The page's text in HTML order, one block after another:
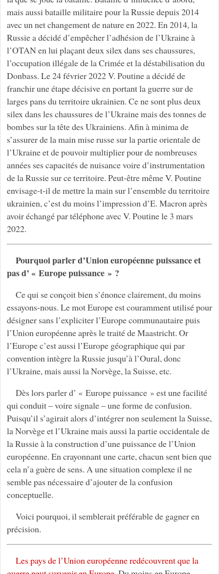
mais aussi bataille militaire pour la Russie depuis 2014
avec un net changement de nature en 2022. En 2014, la
Russie a décidé d’empêcher l’adhésion de l’Ukraine à
l’OTAN en lui plaçant deux silex dans ses chaussures,
l’occupation illégale de la Crimée et la déstabilisation du
Donbass. Le 24 février 2022 V. Poutine a décidé de
franchir une étape décisive en portant la guerre sur de
larges pans du territoire ukrainien. Ce ne sont plus deux
silex dans les chaussures de l’Ukraine mais des tonnes de
bombes sur la tête des Ukrainiens. Afin à minima de
s’assurer de la main mise russe sur la partie orientale de
l’Ukraine et de pouvoir multiplier pour de nombreuses
années ses capacités de nuisance voire d’instrumentation
de la Russie sur ce territoire. Peut-être même V. Poutine
envisage-t-il de mettre la main sur l’ensemble du territoire
ukrainien, c’est du moins l’impression d’E. Macron après
avoir échangé par téléphone avec V. Poutine le 3 mars
2022.
Pourquoi parler d’Union européenne puissance et
pas d’ « Europe puissance » ?
Ce qui se conçoit bien s’énonce clairement, du moins
essayons-nous. Le mot Europe est couramment utilisé pour
désigner sans l’expliciter l’Europe communautaire puis
l’Union européenne après le traité de Maastricht. Or
l’Europe c’est aussi l’Europe géographique qui par
convention intègre la Russie jusqu’à l’Oural, donc
l’Ukraine, mais aussi la Norvège, la Suisse, etc.
Dès lors parler d’ « Europe puissance » est une facilité
qui conduit – voire signale – une forme de confusion.
Puisqu’il s’agirait alors d’intégrer non seulement la Suisse,
la Norvège et l’Ukraine mais aussi la partie occidentale de
la Russie à la construction d’une puissance de l’Union
européenne. En crayonnant une carte, chacun sent bien que
cela n’a guère de sens. A une situation complexe il ne
semble pas nécessaire d’ajouter de la confusion
conceptuelle.
Voici pourquoi, il semblerait préférable de gagner en
précision.
Les pays de l’Union européenne redécouvrent que la